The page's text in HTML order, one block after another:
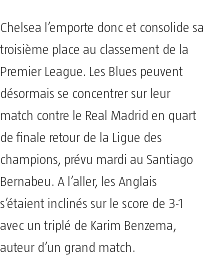
Chelsea l’emporte donc et consolide sa
troisième place au classement de la
Premier League. Les Blues peuvent
désormais se concentrer sur leur
match contre le Real Madrid en quart
de finale retour de la Ligue des
champions, prévu mardi au Santiago
Bernabeu. A l’aller, les Anglais
s’étaient inclinés sur le score de 3-1
avec un triplé de Karim Benzema,
auteur d’un grand match.